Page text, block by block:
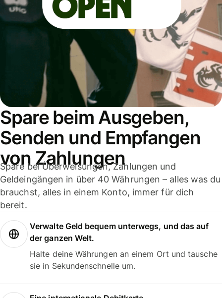
Spare beim Ausgeben,
Senden und Empfangen
von Zahlungen
Spare bei Überweisungen, Zahlungen und
Geldeingängen in über 40 Währungen – alles was du
brauchst, alles in einem Konto, immer für dich
bereit.
Verwalte Geld bequem unterwegs, und das auf
der ganzen Welt.
Halte deine Währungen an einem Ort und tausche
sie in Sekundenschnelle um.